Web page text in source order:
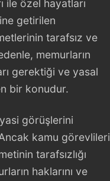
ile özel hayatları
getirilen
tarafsız ve
memurların
gerektiği ve yasal
bir konudur.
görüşlerini
kamu görevlileri
tarafsızlığı
haklarını ve